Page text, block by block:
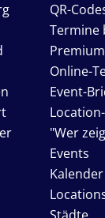
QR-
Termine
Online-
Event-
"Wer
Events
Kalender